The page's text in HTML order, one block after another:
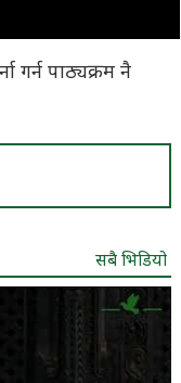
गर्न पाठ्यक्रम नै
सबै भिडियो